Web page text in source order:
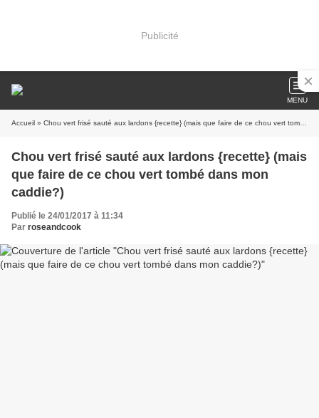
Publicité
MENU
Accueil » Chou vert frisé sauté aux lardons {recette} (mais que faire de ce chou vert tombé dans mon caddie?)
Chou vert frisé sauté aux lardons {recette} (mais
que faire de ce chou vert tombé dans mon
caddie?)
Publié le 24/01/2017 à 11:34
Par roseandcook